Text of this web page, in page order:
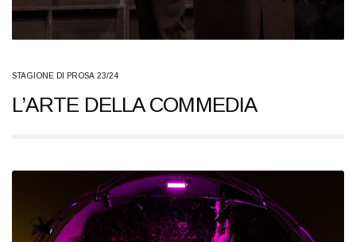
STAGIONE DI PROSA 23/24
L’ARTE DELLA COMMEDIA